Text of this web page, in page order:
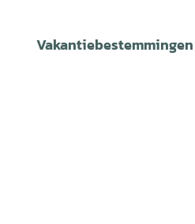
Vakantiebestemmingen